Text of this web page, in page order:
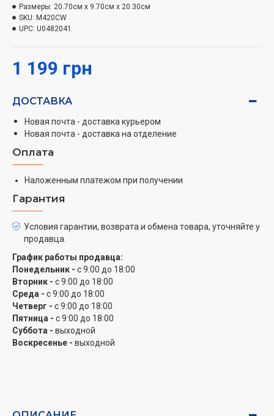
твердые ингредиенты, тщательно контролировать степень их перемалывания. В
комплекте с прибором также идут два крюка для замешивания теста и два
1 199 грн
Размеры: 20.70см x 9.70см x 20.30см
SKU: M420CW
UPC: U0482041
ДОСТАВКА
Новая почта - доставка курьером
Новая почта - доставка на отделение
Оплата
Наложенным платежом при получении
Гарантия
Условия гарантии, возврата и обмена товара, уточняйте у
продавца.
График работы продавца:
Понедельник - с 9:00 до 18:00
Вторник - с 9:00 до 18:00
Среда - с 9:00 до 18:00
Четверг - с 9:00 до 18:00
Пятница - с 9:00 до 18:00
Суббота - выходной
Воскресенье - выходной